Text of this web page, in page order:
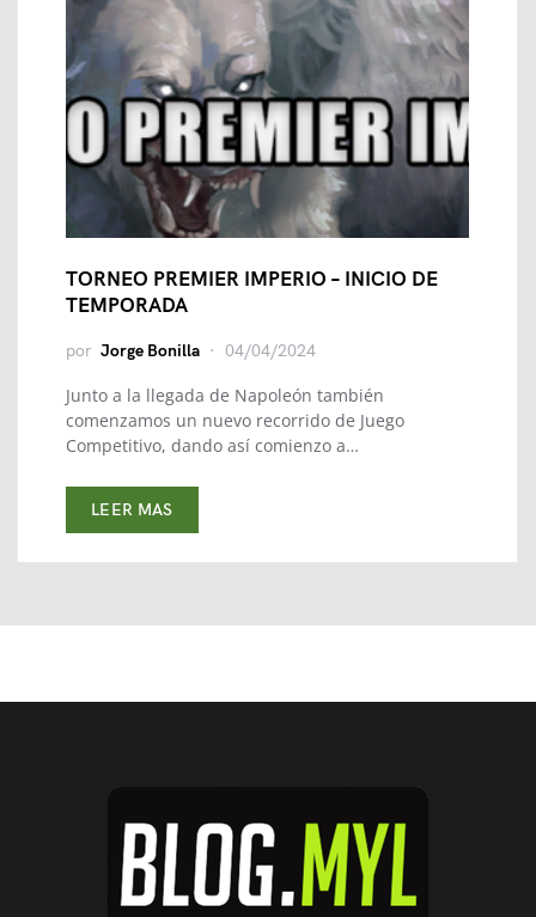
TORNEO PREMIER IMPERIO – INICIO DE
TEMPORADA
por Jorge Bonilla 04/04/2024
Junto a la llegada de Napoleón también
comenzamos un nuevo recorrido de Juego
Competitivo, dando así comienzo a…
LEER MAS